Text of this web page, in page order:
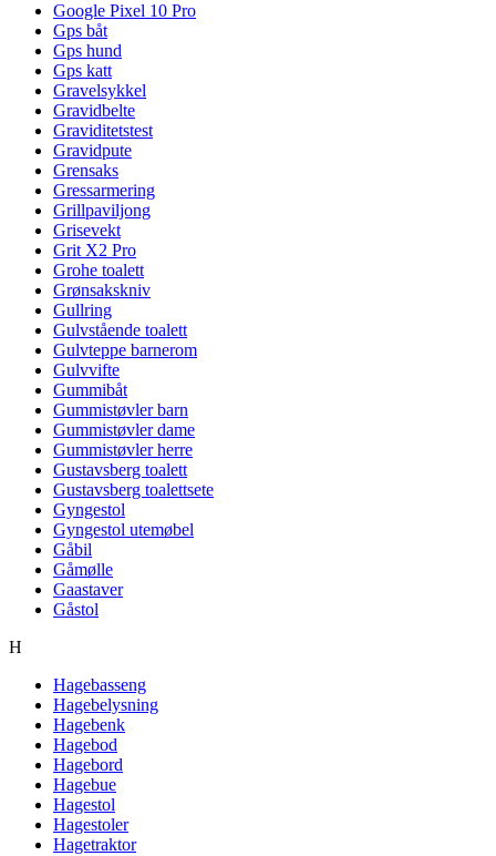
Google Pixel 10 Pro
Gps båt
Gps hund
Gps katt
Gravelsykkel
Gravidbelte
Graviditetstest
Gravidpute
Grensaks
Gressarmering
Grillpaviljong
Grisevekt
Grit X2 Pro
Grohe toalett
Grønsakskniv
Gullring
Gulvstående toalett
Gulvteppe barnerom
Gulvvifte
Gummibåt
Gummistøvler barn
Gummistøvler dame
Gummistøvler herre
Gustavsberg toalett
Gustavsberg toalettsete
Gyngestol
Gyngestol utemøbel
Gåbil
Gåmølle
Gaastaver
Gåstol
H
Hagebasseng
Hagebelysning
Hagebenk
Hagebod
Hagebord
Hagebue
Hagestol
Hagestoler
Hagetraktor